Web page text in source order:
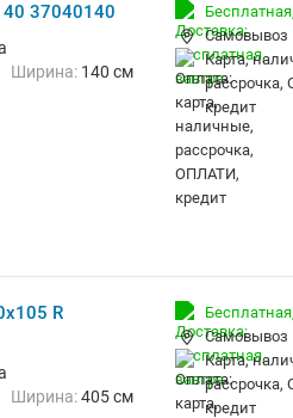
37040140
Ширина: 140 см
Бесплатная,
Самовывоз
карта, наличные,
рассрочка,
кредит
R
Ширина:405 см
Бесплатная,
Самовывоз
карта, наличные,
рассрочка,
кредит